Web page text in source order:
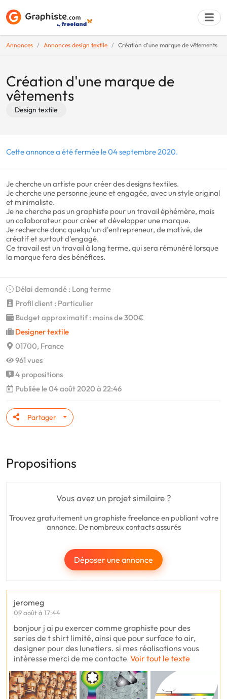
Annonces Annonces design textile Création d'une marque de vêtements
Création d'une marque de
vêtements
Design textile
Cette annonce a été fermée le 04 septembre 2020.
Je cherche un artiste pour créer des designs textiles.
Je cherche une personne jeune et engagée, avec un style original
et minimaliste.
Je ne cherche pas un graphiste pour un travail éphémère, mais
un collaborateur pour créer et développer une marque.
Je recherche donc quelqu'un d'entrepreneur, de motivé, de
créatif et surtout d'engagé.
Ce travail est un travail à long terme, qui sera rémunéré lorsque
la marque fera des bénéfices.
Délai demandé : Long terme
Profil client : Particulier
Budget approximatif : moins de 300€
Designer textile
01700, France
961 vues
4 propositions
Publiée le 04 août 2020 à 22:46
Partager
Propositions
Vous avez un projet similaire ?
Trouvez gratuitement un graphiste freelance en publiant votre
annonce. De nombreux contacts assurés
Déposer une annonce
jeromeg
09 août à 17:44
bonjour j ai pu exercer comme graphiste pour des
series de t shirt limité, ainsi que pour surface to air,
designer pour des lunetiers. si mes réalisations vous
intéresse merci de me contacte Voir tout le texte